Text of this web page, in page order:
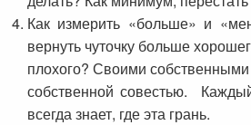
Как измерить «больше» и
вернуть чуточку больше
плохого? Своими
собственной совестью.
всегда знает, где эта грань.